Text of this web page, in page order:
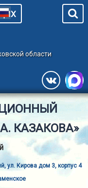
области
КАЗАКОВА»
ул. Кирова дом 3, корпус 4